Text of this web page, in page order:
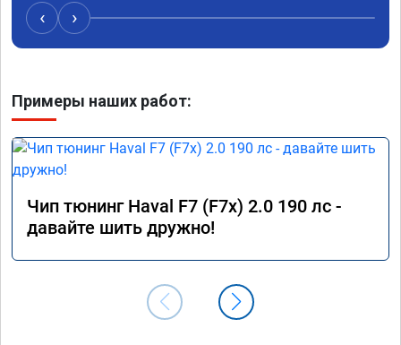
‹ ›
Примеры наших работ:
Чип тюнинг Haval F7 (F7x) 2.0 190 лс -
давайте шить дружно!